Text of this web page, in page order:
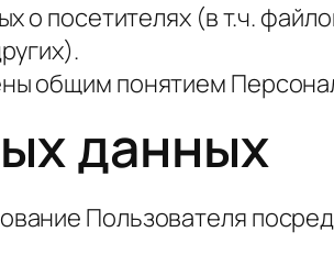
о посетителях (в т.ч.
общим понятием
данных
Пользователя